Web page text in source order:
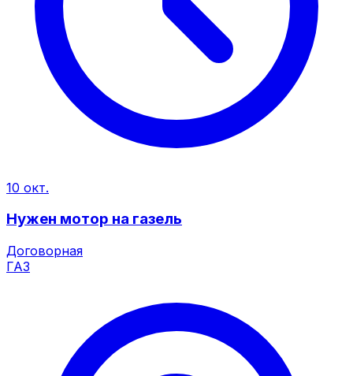
10 окт.
Нужен мотор на газель
Договорная
ГАЗ